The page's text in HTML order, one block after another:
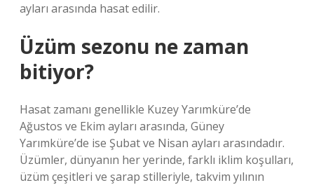
ayları arasında hasat edilir.
Üzüm sezonu ne zaman
bitiyor?
Hasat zamanı genellikle Kuzey Yarımküre’de
Ağustos ve Ekim ayları arasında, Güney
Yarımküre’de ise Şubat ve Nisan ayları arasındadır.
Üzümler, dünyanın her yerinde, farklı iklim koşulları,
üzüm çeşitleri ve şarap stilleriyle, takvim yılının